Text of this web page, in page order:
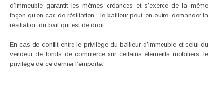
d’immeuble garantit les mêmes créances et s’exerce de la même
façon qu’en cas de résiliation ; le bailleur peut, en outre, demander la
résiliation du bail qui est de droit.
En cas de conflit entre le privilège du bailleur d’immeuble et celui du
vendeur de fonds de commerce sur certains éléments mobiliers, le
privilège de ce dernier l’emporte.